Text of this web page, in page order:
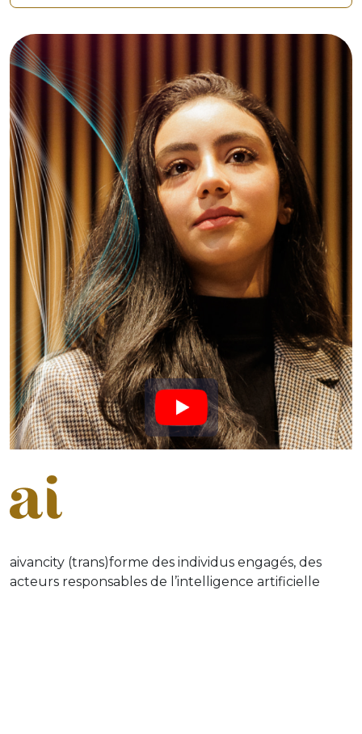
aivancity (trans)forme des individus engagés, des
acteurs responsables de l’intelligence artificielle